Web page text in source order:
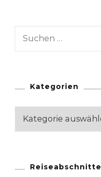
Suchen
Kategorien
Kategorien
Reiseabschnitte